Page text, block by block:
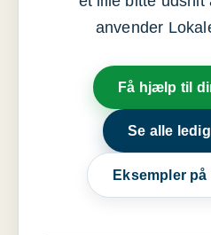
anvender
Få hjælp til
Se alle
Eksempler